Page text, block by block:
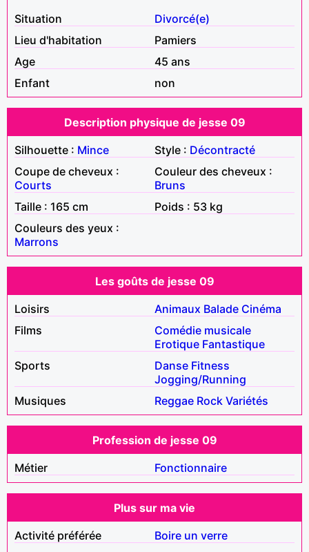
Situation
Divorcé(e)
Lieu d'habitation
Pamiers
Age
45 ans
Enfant
non
Description physique de jesse 09
Silhouette : Mince Style : Décontracté
Coupe de cheveux :
Courts
Couleur des cheveux :
Bruns
Taille : 165 cm
Poids : 53 kg
Couleurs des yeux :
Marrons
Les goûts de jesse 09
Loisirs
Animaux Balade Cinéma
Films
Comédie musicale
Erotique Fantastique
Sports
Danse Fitness
Jogging/Running
Musiques
Reggae Rock Variétés
Profession de jesse 09
Métier
Fonctionnaire
Plus sur ma vie
Activité préférée
Boire un verre